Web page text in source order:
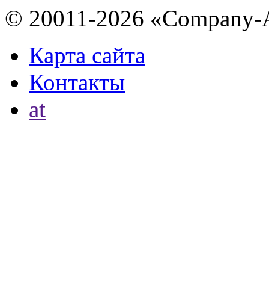
© 20011-2026
Карта сайта
Контакты
at